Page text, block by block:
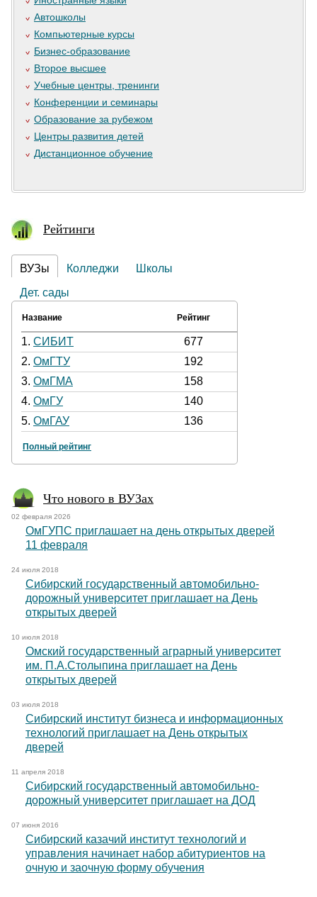
Автошколы
Компьютерные курсы
Бизнес-образование
Второе высшее
Учебные центры, тренинги
Конференции и семинары
Образование за рубежом
Центры развития детей
Дистанционное обучение
Рейтинги
ВУЗы Колледжи
Школы
Дет. сады
Название Рейтинг
1. СИБИТ
677
2. ОмГТУ
192
3. ОмГМА
158
4. ОмГУ
140
5. ОмГАУ 136
Полный рейтинг
Что нового в ВУЗах
02 февраля 2026
ОмГУПС приглашает на день открытых дверей
11 февраля
24 июля 2018
Сибирский государственный автомобильно-
дорожный университет приглашает на День
открытых дверей
10 июля 2018
Омский государственный аграрный университет
им. П.А.Столыпина приглашает на День
открытых дверей
03 июля 2018
Сибирский институт бизнеса и информационных
технологий приглашает на День открытых
дверей
11 апреля 2018
Сибирский государственный автомобильно-
дорожный университет приглашает на ДОД
07 июня 2016
Сибирский казачий институт технологий и
управления начинает набор абитуриентов на
очную и заочную форму обучения